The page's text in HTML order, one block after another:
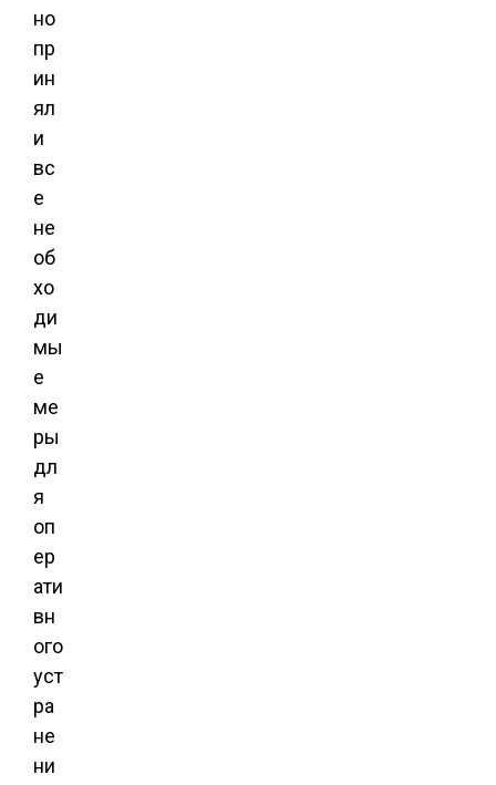
но
пр
ин
ял
и
вс
е
не
об
хо
ди
мы
е
ме
ры
дл
я
оп
ер
ати
вн
ого
уст
ра
не
ни